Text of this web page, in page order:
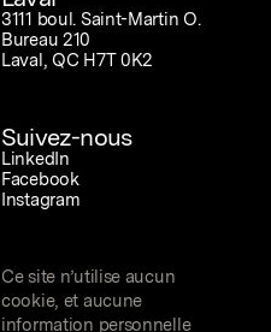
3111 boul. Saint-Martin O.
Bureau 210
Laval, QC H7T 0K2
Suivez-nous
LinkedIn
Facebook
Instagram
Ce site n’utilise aucun
cookie, et aucune
information personnelle